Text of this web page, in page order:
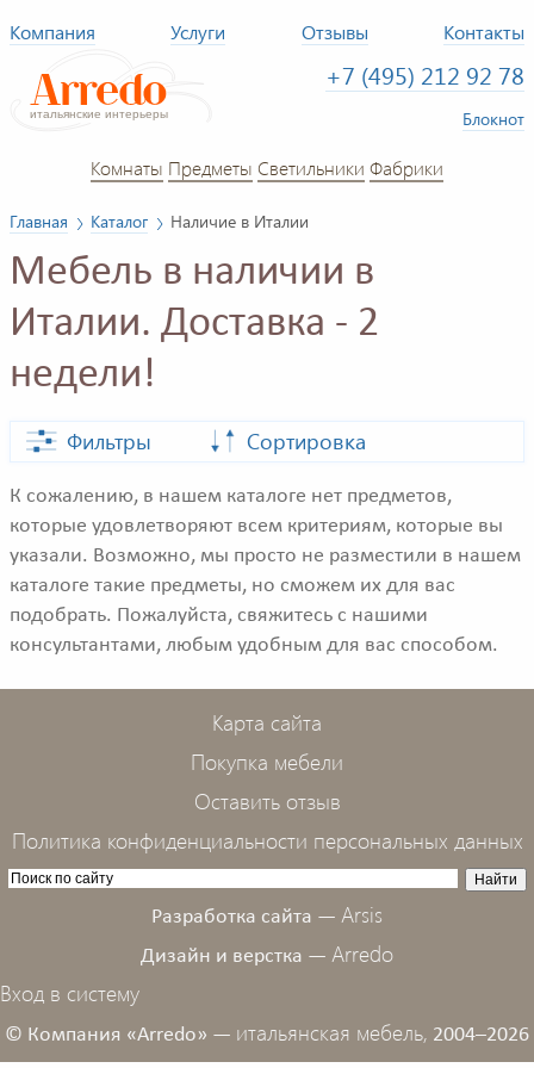
Компания Услуги Отзывы Контакты
+7 (495) 212 92 78
Блокнот
Комнаты Предметы Светильники Фабрики
Главная Каталог Наличие в Италии
Мебель в наличии в
Италии. Доставка - 2
недели!
Фильтры Сортировка
К сожалению, в нашем каталоге нет предметов,
которые удовлетворяют всем критериям, которые вы
указали. Возможно, мы просто не разместили в нашем
каталоге такие предметы, но сможем их для вас
подобрать. Пожалуйста, свяжитесь с нашими
консультантами, любым удобным для вас способом.
Карта сайта
Покупка мебели
Оставить отзыв
Политика конфиденциальности персональных данных
Разработка сайта — Arsis
Дизайн и верстка — Arredo
Вход в систему
© Компания «Arredo» — итальянская мебель, 2004–2026